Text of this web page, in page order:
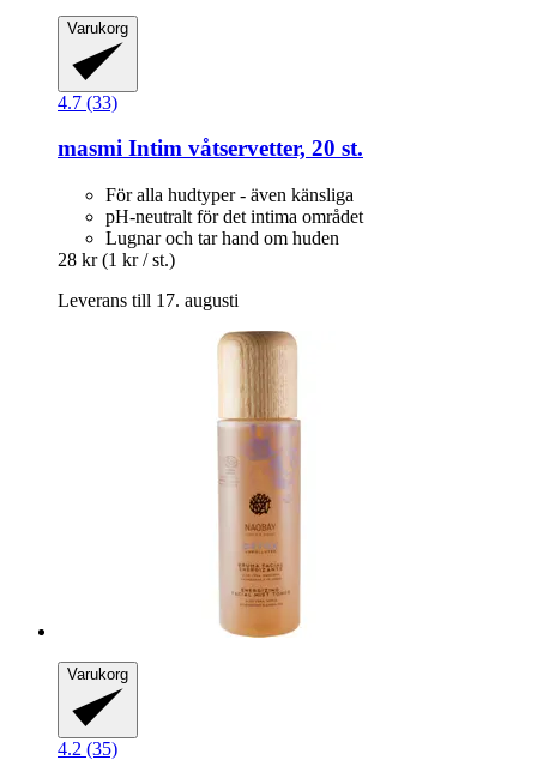
Varukorg
4.7 (33)
masmi Intim våtservetter, 20 st.
För alla hudtyper - även känsliga
pH-neutralt för det intima området
Lugnar och tar hand om huden
28 kr (1 kr / st.)
Leverans till 17. augusti
Varukorg
4.2 (35)